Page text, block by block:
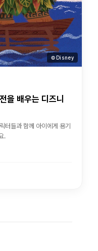
© Disney
을 배우는 디즈니
터들과 함께 아이에게 용기
.